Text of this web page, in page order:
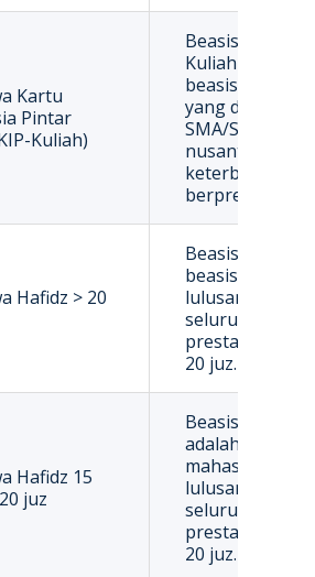
Kartu
Pintar
Kuliah)
Beasiswa
Kuliah (KIP-
beasiswa bagi
yang diberikan
SMA/
nusantara
keterbatasan
berprestasi
Hafidz > 20
Beasiswa
beasiswa
lulusan SMA/
seluruh
prestasi
20 juz.
Hafidz 15
juz
Beasiswa
adalah
mahasiswa
lulusan SMA/
seluruh
prestasi
20 juz.